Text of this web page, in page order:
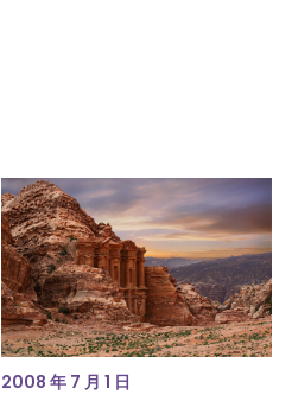
2008 年 7 月 1 日